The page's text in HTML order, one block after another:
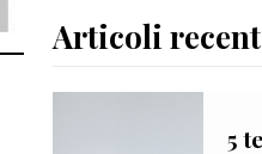
Articoli
5